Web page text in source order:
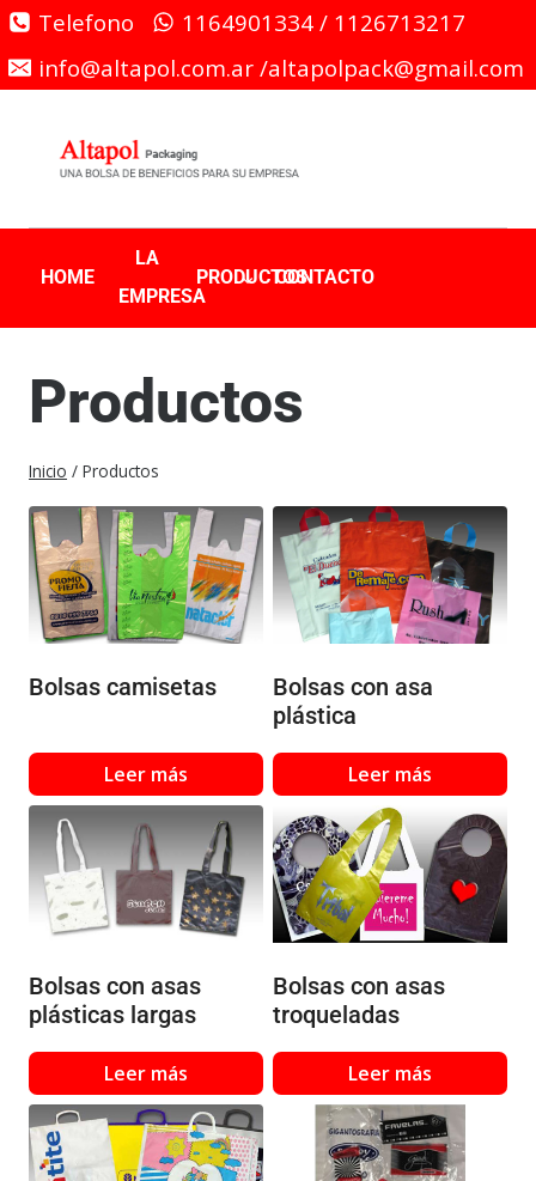
Telefono
1164901334 / 1126713217
info@altapol.com.ar /altapolpack@gmail.com
HOME
LA
EMPRESA
PRODUCTOSCONTACTO
Productos
Inicio / Productos
Bolsas camisetas
Leer más
Bolsas con asa
plástica
Leer más
Bolsas con asas
plásticas largas
Leer más
Bolsas con asas
troqueladas
Leer más